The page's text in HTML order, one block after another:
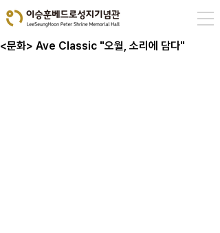
<문화> Ave Classic "오월, 소리에 담다"